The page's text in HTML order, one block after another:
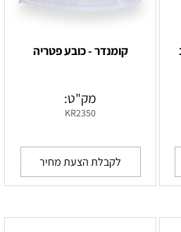
קומנדר - כובע פטריה
מק"ט:
KR2350
לקבלת הצעת מחיר